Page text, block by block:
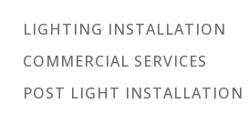
LIGHTING INSTALLATION
COMMERCIAL SERVICES
POST LIGHT INSTALLATION